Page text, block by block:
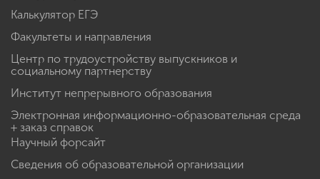
Калькулятор ЕГЭ
Факультеты и направления
Центр по трудоустройству выпускников и
социальному партнерству
Институт непрерывного образования
Электронная информационно-образовательная среда
+ заказ справок
Научный форсайт
Сведения об образовательной организации